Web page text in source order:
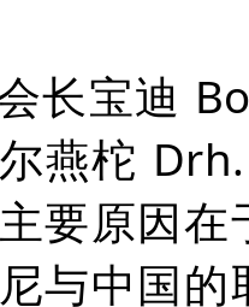
长宝迪
燕柁
要原因
与中国